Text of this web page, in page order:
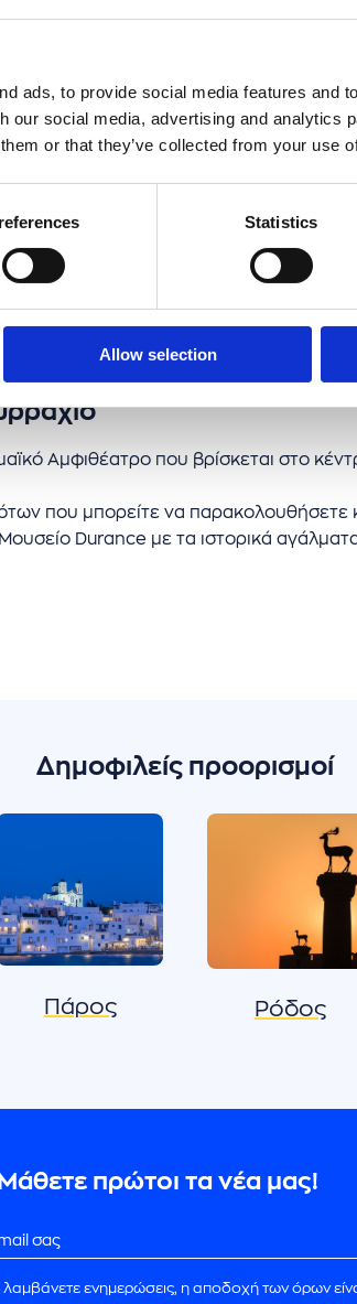
ads, to provide social media features and
our social media, advertising and analytics
or that they’ve collected from your use
Statistics
Allow selection
Δυρράχιο
Αμφιθέατρο που βρίσκεται στο
που μπορείτε να παρακολουθήσετε
Durance με τα ιστορικά
Δημοφιλείς προορισμοί
Πάρος Ρόδος
Μάθετε πρώτοι τα νέα μας!
λαμβάνετε ενημερώσεις, η αποδοχή των όρων